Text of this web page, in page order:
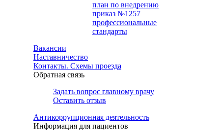
план по внедрению
приказ №1257
профессиональные
стандарты
Вакансии
Наставничество
Контакты. Схемы проезда
Обратная связь
Задать вопрос главному врачу
Оставить отзыв
Антикоррупционная деятельность
Информация для пациентов